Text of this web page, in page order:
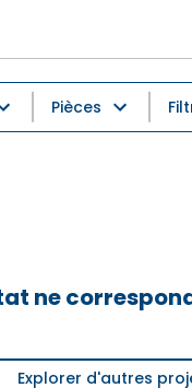
Pièces
ne
Explorer d'autres